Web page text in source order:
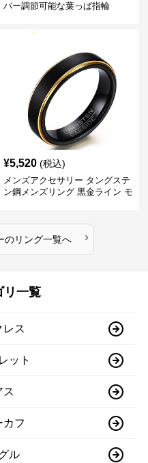
バー調節可能な葉っぱ指輪
¥5,520 (税込)
メンズアクセサリー タングステ
ン鋼メンズリング 黒金ライン モ
のリング一覧へ ›
リ一覧
レス
ット
ス
カフ
ル